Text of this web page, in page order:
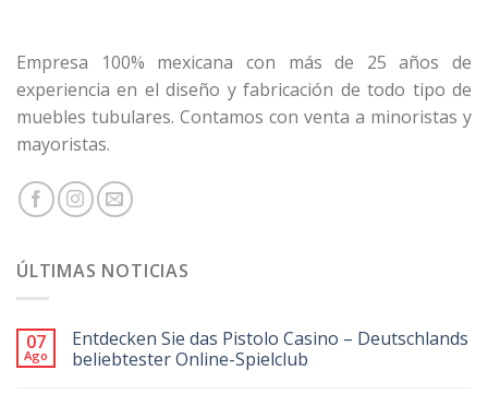
Empresa 100% mexicana con más de 25 años de
experiencia en el diseño y fabricación de todo tipo de
muebles tubulares. Contamos con venta a minoristas y
mayoristas.
ÚLTIMAS NOTICIAS
07
Ago
Entdecken Sie das Pistolo Casino – Deutschlands
beliebtester Online-Spielclub